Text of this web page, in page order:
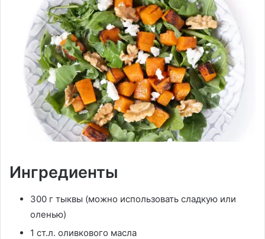
Ингредиенты
300 г тыквы (можно использовать сладкую или
оленью)
1 ст.л. оливкового масла